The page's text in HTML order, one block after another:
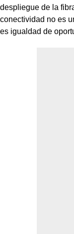
despliegue de la
conectividad no es
es igualdad de